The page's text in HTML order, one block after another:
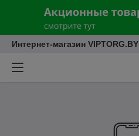
Интернет-магазин VIPTORG.BY